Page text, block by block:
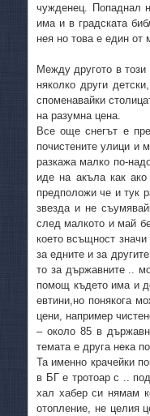
чужденец. Попаднал
има и в градската
нея но това е един от
Между другото в
няколко други
споменавайки
на разумна цена.
Все още снегът е
почистените улици и
разкажа малко по-
иде на акъла как
предположи че и тук
звезда и не
след малкото и май
което всъщност
за едните и за
то за държавните ..
помощ където има и
евтини,но понякога
цени, например
– около 85 в
темата е друга нека
Та именно крачейки
в БГ е тротоар с ..
хал хабер си нямам
отопление, не целия